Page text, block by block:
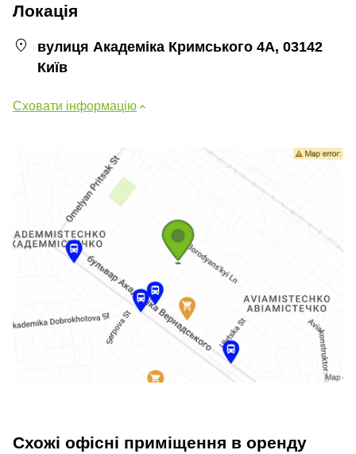
Локація
вулиця Академіка Кримського 4А, 03142
Київ
Сховати інформацію
Схожі офісні приміщення в оренду